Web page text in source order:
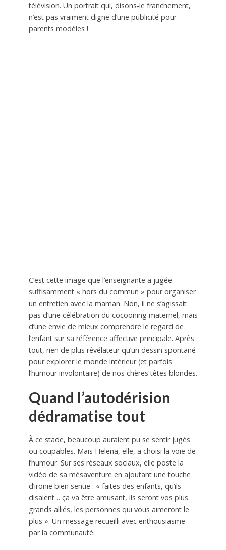
télévision. Un portrait qui, disons-le franchement,
n’est pas vraiment digne d’une publicité pour
parents modèles !
C’est cette image que l’enseignante a jugée
suffisamment « hors du commun » pour organiser
un entretien avec la maman. Non, il ne s’agissait
pas d’une célébration du cocooning maternel, mais
d’une envie de mieux comprendre le regard de
l’enfant sur sa référence affective principale. Après
tout, rien de plus révélateur qu’un dessin spontané
pour explorer le monde intérieur (et parfois
l’humour involontaire) de nos chères têtes blondes.
Quand l’autodérision
dédramatise tout
À ce stade, beaucoup auraient pu se sentir jugés
ou coupables. Mais Helena, elle, a choisi la voie de
l’humour. Sur ses réseaux sociaux, elle poste la
vidéo de sa mésaventure en ajoutant une touche
d’ironie bien sentie : « faites des enfants, qu’ils
disaient… ça va être amusant, ils seront vos plus
grands alliés, les personnes qui vous aimeront le
plus ». Un message recueilli avec enthousiasme
par la communauté.